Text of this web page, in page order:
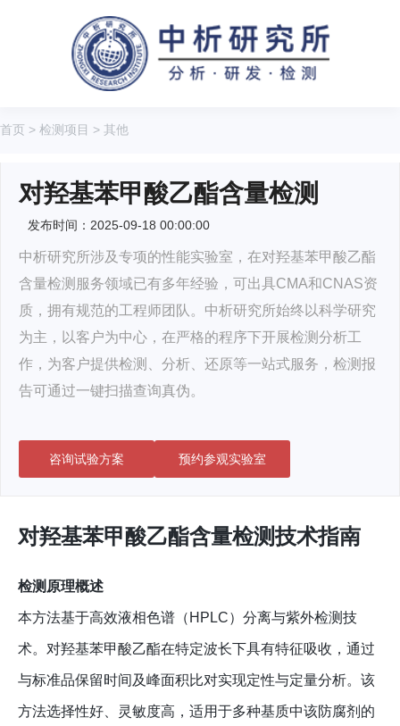
首页 > 检测项目 > 其他
对羟基苯甲酸乙酯含量检测
发布时间：2025-09-18 00:00:00
中析研究所涉及专项的性能实验室，在对羟基苯甲酸乙酯
含量检测服务领域已有多年经验，可出具CMA和CNAS资
质，拥有规范的工程师团队。中析研究所始终以科学研究
为主，以客户为中心，在严格的程序下开展检测分析工
作，为客户提供检测、分析、还原等一站式服务，检测报
告可通过一键扫描查询真伪。
咨询试验方案 预约参观实验室
对羟基苯甲酸乙酯含量检测技术指南
检测原理概述
本方法基于高效液相色谱（HPLC）分离与紫外检测技
术。对羟基苯甲酸乙酯在特定波长下具有特征吸收，通过
与标准品保留时间及峰面积比对实现定性与定量分析。该
方法选择性好、灵敏度高，适用于多种基质中该防腐剂的